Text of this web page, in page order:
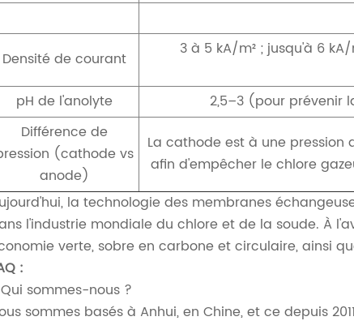
Densité de courant
3 à 5 kA/m² ; jusqu'à 6
pH de l'anolyte
2,5–3 (pour prévenir
Différence de
(cathode vs
anode)
La cathode est à une pression
afin d'empêcher le chlore
la technologie des membranes
l'industrie mondiale du chlore et de la soude. À
verte, sobre en carbone et circulaire, ainsi
:
Qui sommes-nous ?
sommes basés à Anhui, en Chine, et ce depuis